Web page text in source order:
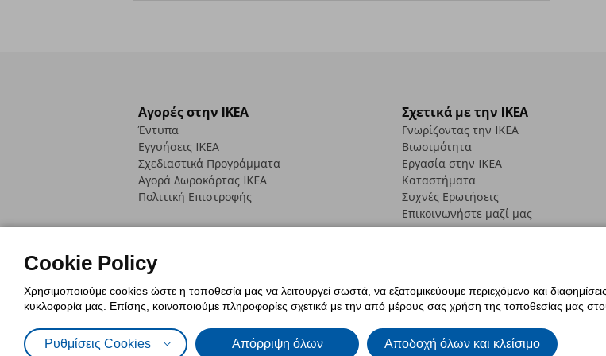
Αγορές στην IKEA
Έντυπα
Εγγυήσεις IKEA
Σχεδιαστικά Προγράμματα
Αγορά Δωρoκάρτας IKEA
Πολιτική Επιστροφής
Σχετικά με την IKEA
Γνωρίζοντας την IKEA
Βιωσιμότητα
Εργασία στην IKEA
Καταστήματα
Συχνές Ερωτήσεις
Επικοινωνήστε μαζί μας
Πολιτική CookiesΔήλωση ψηφιακής προσβασιμότηταςΈντυπο Επιστροφής / Ακύρωσης
Cookie Policy
Χρησιμοποιούμε cookies ώστε η τοποθεσία μας να λειτουργεί σωστά, να εξατομικεύουμε περιεχόμενο και
κυκλοφορία μας. Επίσης, κοινοποιούμε πληροφορίες σχετικά με την από μέρους σας χρήση της τοποθεσίας μας
Ρυθμίσεις Cookies Απόρριψη όλων Αποδοχή όλων και κλείσιμο